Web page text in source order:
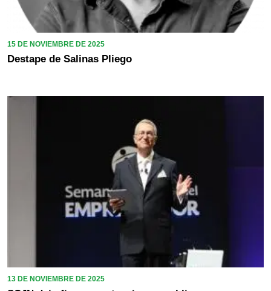
15 DE NOVIEMBRE DE 2025
Destape de Salinas Pliego
13 DE NOVIEMBRE DE 2025